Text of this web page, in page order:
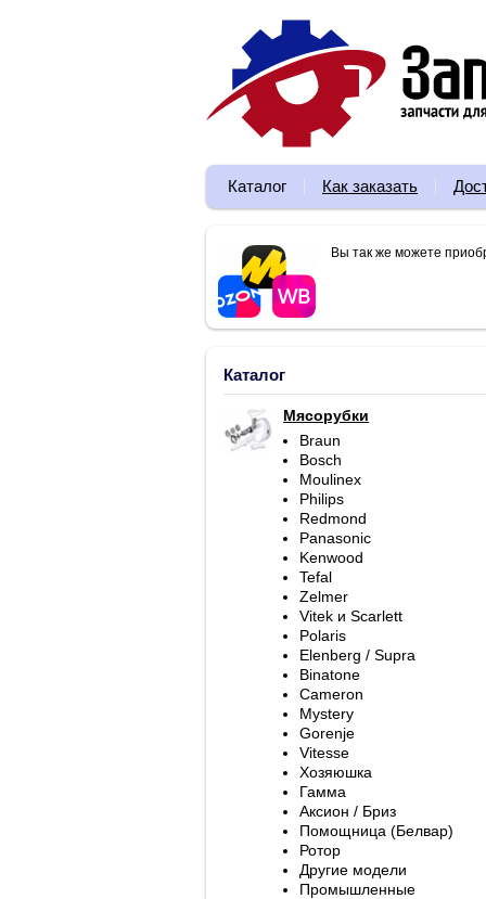
Каталог Как заказать
Вы так же можете
Каталог
Мясорубки
Braun
Bosch
Moulinex
Philips
Redmond
Panasonic
Kenwood
Tefal
Zelmer
Vitek и Scarlett
Polaris
Elenberg / Supra
Binatone
Cameron
Mystery
Gorenje
Vitesse
Хозяюшка
Гамма
Аксион / Бриз
Помощница (Белвар)
Ротор
Другие модели
Промышленные